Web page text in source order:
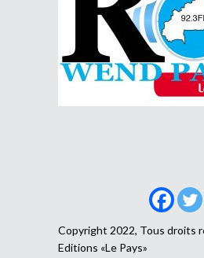
Copyright 2022, Tous droits
Editions «Le Pays»